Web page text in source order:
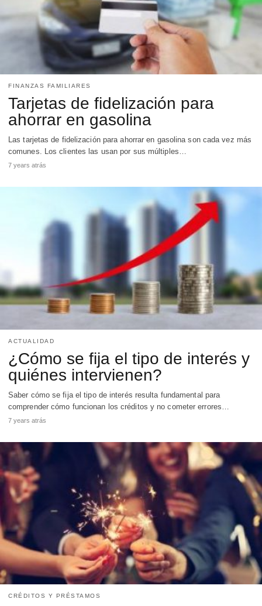
FINANZAS FAMILIARES
Tarjetas de fidelización para
ahorrar en gasolina
Las tarjetas de fidelización para ahorrar en gasolina son cada vez más
comunes. Los clientes las usan por sus múltiples…
7 years atrás
ACTUALIDAD
¿Cómo se fija el tipo de interés y
quiénes intervienen?
Saber cómo se fija el tipo de interés resulta fundamental para
comprender cómo funcionan los créditos y no cometer errores…
7 years atrás
CRÉDITOS Y PRÉSTAMOS